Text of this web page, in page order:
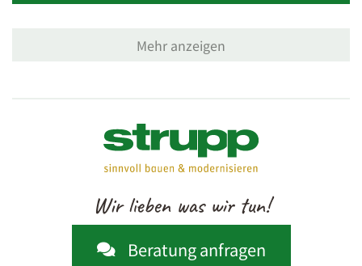
Mehr anzeigen
Wir lieben was wir tun!
Beratung anfragen